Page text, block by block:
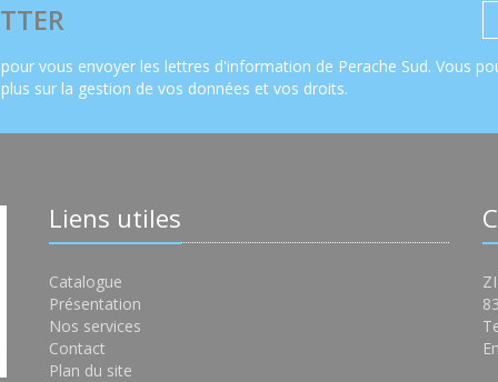
vous envoyer les lettres d'information de Perache Sud. Vous
sur la gestion de vos données et vos droits.
Liens utiles
Catalogue
Présentation
Nos services
Contact
Plan du site